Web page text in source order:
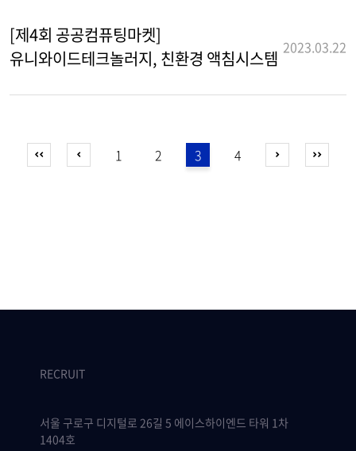
[제4회 공공컴퓨팅마켓]
유니와이드테크놀러지, 친환경 액침시스템 2023.03.22
1 2 3 4
RECRUIT
서울 구로구 디지털로 26길 5 에이스하이엔드 타워 1차
1404호